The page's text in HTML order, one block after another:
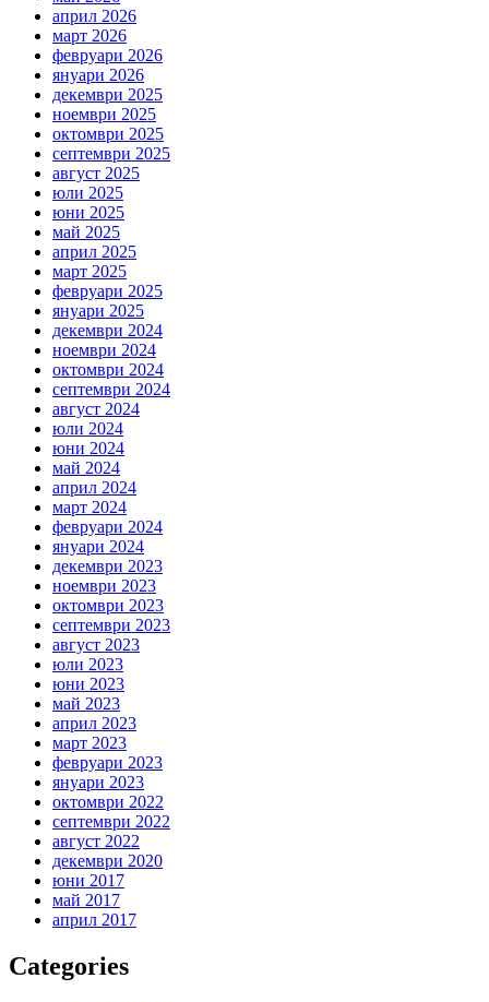
април 2026
март 2026
февруари 2026
януари 2026
декември 2025
ноември 2025
октомври 2025
септември 2025
август 2025
юли 2025
юни 2025
май 2025
април 2025
март 2025
февруари 2025
януари 2025
декември 2024
ноември 2024
октомври 2024
септември 2024
август 2024
юли 2024
юни 2024
май 2024
април 2024
март 2024
февруари 2024
януари 2024
декември 2023
ноември 2023
октомври 2023
септември 2023
август 2023
юли 2023
юни 2023
май 2023
април 2023
март 2023
февруари 2023
януари 2023
октомври 2022
септември 2022
август 2022
декември 2020
юни 2017
май 2017
април 2017
Categories